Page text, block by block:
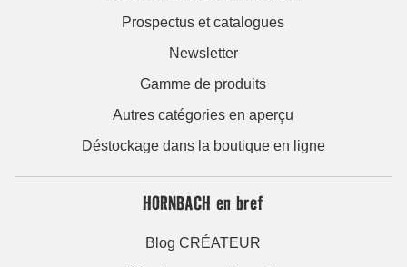
Prospectus et catalogues
Newsletter
Gamme de produits
Autres catégories en aperçu
Déstockage dans la boutique en ligne
HORNBACH en bref
Blog CRÉATEUR